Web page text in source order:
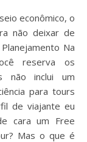
não deixar de
Na
reserva os
não inclui um
para tours
de viajante eu
cara um Free
Mas o que é